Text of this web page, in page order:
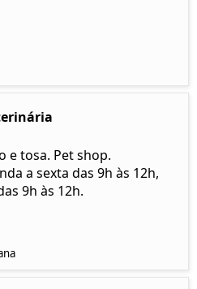
e tosa. Pet shop.
a sexta das 9h às 12h,
9h às 12h.